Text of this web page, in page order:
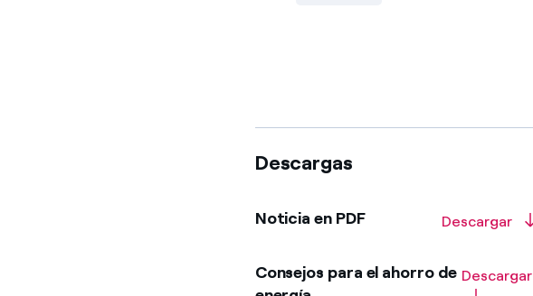
Descargas
Noticia en PDF Descargar
Consejos para el ahorro de Descargar